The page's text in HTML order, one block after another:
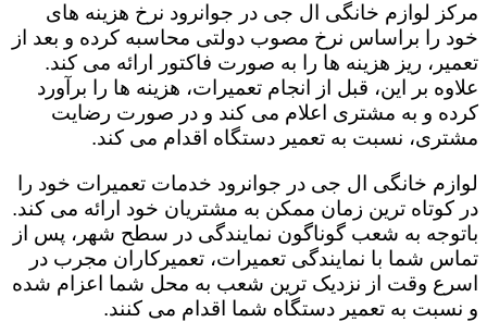
مرکز لوازم خانگی ال جی در جوانرود نرخ هزینه های
خود را براساس نرخ مصوب دولتی محاسبه کرده و بعد از
تعمیر، ریز هزینه ها را به صورت فاکتور ارائه می کند.
علاوه بر این، قبل از انجام تعمیرات، هزینه ها را برآورد
کرده و به مشتری اعلام می کند و در صورت رضایت
مشتری، نسبت به تعمیر دستگاه اقدام می کند.
لوازم خانگی ال جی در جوانرود خدمات تعمیرات خود را
در کوتاه ترین زمان ممکن به مشتریان خود ارائه می کند.
باتوجه به شعب گوناگون نمایندگی در سطح شهر، پس از
تماس شما با نمایندگی تعمیرات، تعمیرکاران مجرب در
اسرع وقت از نزدیک ترین شعب به محل شما اعزام شده
و نسبت به تعمیر دستگاه شما اقدام می کنند.